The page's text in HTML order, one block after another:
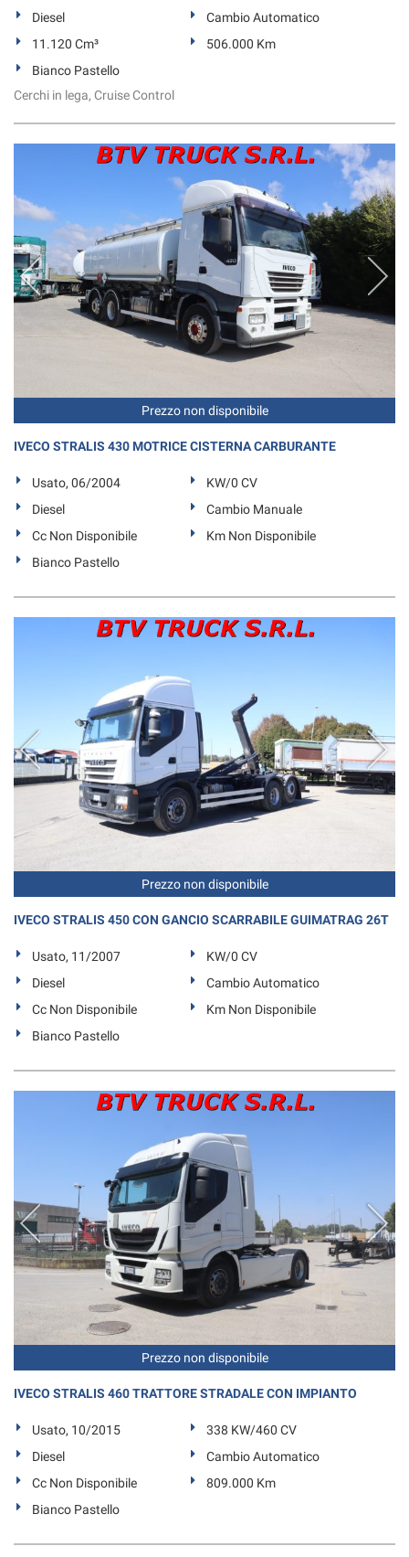
Diesel
Cambio Automatico
11.120 Cm³
506.000 Km
Bianco Pastello
Cerchi in lega, Cruise Control
Prezzo non disponibile
IVECO STRALIS 430 MOTRICE CISTERNA CARBURANTE
Usato, 06/2004
KW/0 CV
Diesel
Cambio Manuale
Cc Non Disponibile
Km Non Disponibile
Bianco Pastello
Prezzo non disponibile
IVECO STRALIS 450 CON GANCIO SCARRABILE GUIMATRAG 26T
Usato, 11/2007
KW/0 CV
Diesel
Cambio Automatico
Cc Non Disponibile
Km Non Disponibile
Bianco Pastello
Prezzo non disponibile
IVECO STRALIS 460 TRATTORE STRADALE CON IMPIANTO
Usato, 10/2015
338 KW/460 CV
Diesel
Cambio Automatico
Cc Non Disponibile
809.000 Km
Bianco Pastello